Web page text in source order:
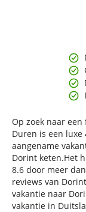
Op zoek naar
Duren is een luxe
aangename
Dorint keten.Het
8.6 door meer
reviews van
vakantie naar
vakantie in